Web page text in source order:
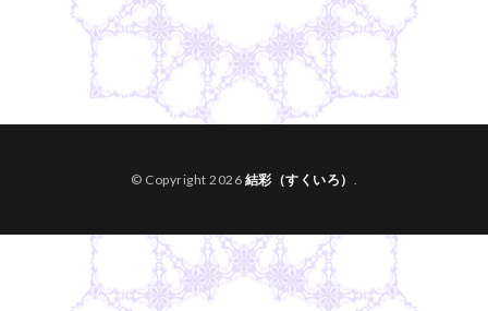
© Copyright 2026 結彩（すくいろ） .